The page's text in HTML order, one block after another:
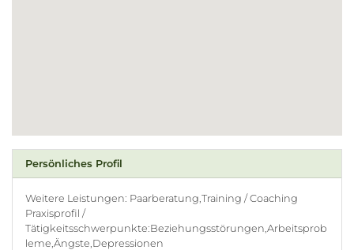
Persönliches Profil
Weitere Leistungen: Paarberatung,Training / Coaching
Praxisprofil /
Tätigkeitsschwerpunkte:Beziehungsstörungen,Arbeitsprob
leme,Ängste,Depressionen